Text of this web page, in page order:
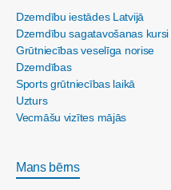
Dzemdību iestādes Latvijā
Dzemdību sagatavošanas kursi
Grūtniecības veselīga norise
Dzemdības
Sports grūtniecības laikā
Uzturs
Vecmāšu vizītes mājās
Mans bērns